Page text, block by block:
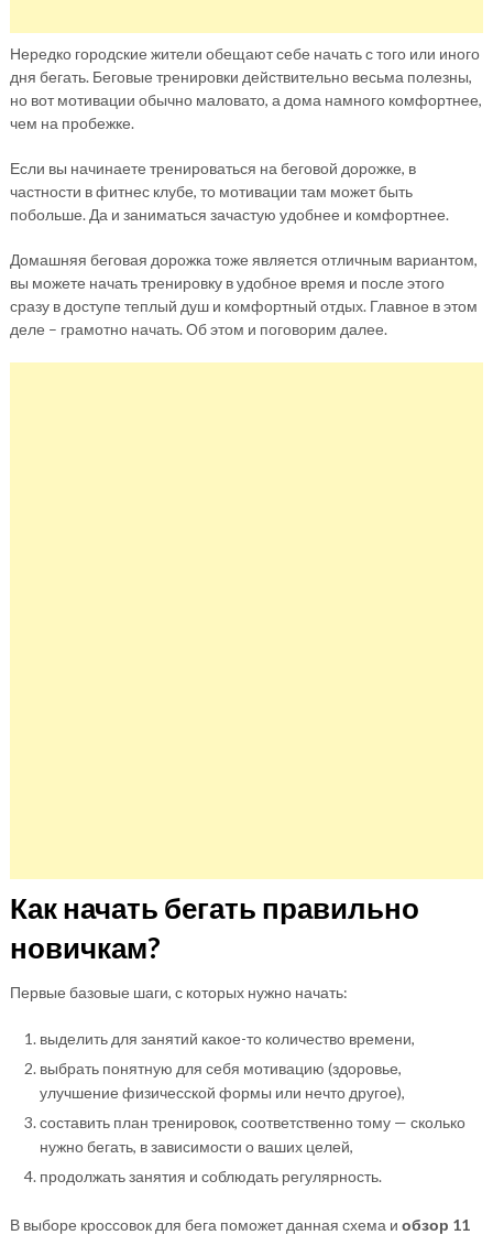
Нередко городские жители обещают себе начать с того или иного
дня бегать. Беговые тренировки действительно весьма полезны,
но вот мотивации обычно маловато, а дома намного комфортнее,
чем на пробежке.
Если вы начинаете тренироваться на беговой дорожке, в
частности в фитнес клубе, то мотивации там может быть
побольше. Да и заниматься зачастую удобнее и комфортнее.
Домашняя беговая дорожка тоже является отличным вариантом,
вы можете начать тренировку в удобное время и после этого
сразу в доступе теплый душ и комфортный отдых. Главное в этом
деле – грамотно начать. Об этом и поговорим далее.
Как начать бегать правильно
новичкам?
Первые базовые шаги, с которых нужно начать:
выделить для занятий какое-то количество времени,
выбрать понятную для себя мотивацию (здоровье,
улучшение физичесской формы или нечто другое),
составить план тренировок, соответственно тому — сколько
нужно бегать, в зависимости о ваших целей,
продолжать занятия и соблюдать регулярность.
В выборе кроссовок для бега поможет данная схема и обзор 11